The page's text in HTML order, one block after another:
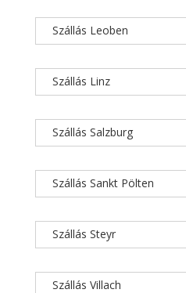
Szállás Leoben
Szállás Linz
Szállás Salzburg
Szállás Sankt Pölten
Szállás Steyr
Szállás Villach